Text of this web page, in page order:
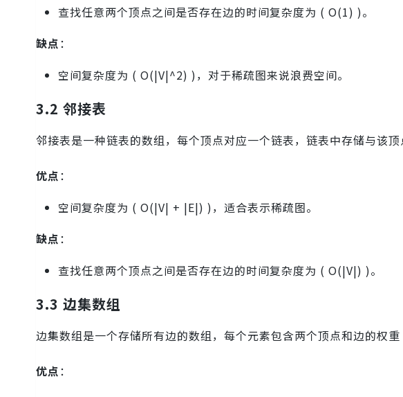
查找任意两个顶点之间是否存在边的时间复杂度为 ( O(1) )。
缺点 ：
空间复杂度为 ( O(|V|^2) )，对于稀疏图来说浪费空间。
3.2 邻接表
邻接表是一种链表的数组，每个顶点对应一个链表，链表中存储与该顶
优点 ：
空间复杂度为 ( O(|V| + |E|) )，适合表示稀疏图。
缺点 ：
查找任意两个顶点之间是否存在边的时间复杂度为 ( O(|V|) )。
3.3 边集数组
边集数组是一个存储所有边的数组，每个元素包含两个顶点和边的权重
优点 ：